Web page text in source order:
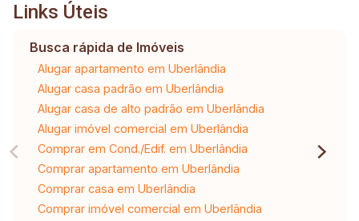
Links Úteis
Busca rápida de Imóveis
Alugar apartamento em Uberlândia
Alugar casa padrão em Uberlândia
Alugar casa de alto padrão em Uberlândia
Alugar imóvel comercial em Uberlândia
Comprar em Cond./Edif. em Uberlândia
Comprar apartamento em Uberlândia
Comprar casa em Uberlândia
Comprar imóvel comercial em Uberlândia